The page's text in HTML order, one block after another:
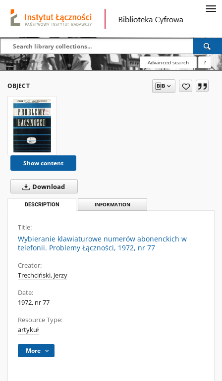
Advanced search ?
OBJECT
Show content
Download
DESCRIPTION INFORMATION
Title:
Wybieranie klawiaturowe numerów abonenckich w
telefonii. Problemy Łączności, 1972, nr 77
Creator:
Trechciński, Jerzy
Date:
1972, nr 77
Resource Type:
artykuł
More